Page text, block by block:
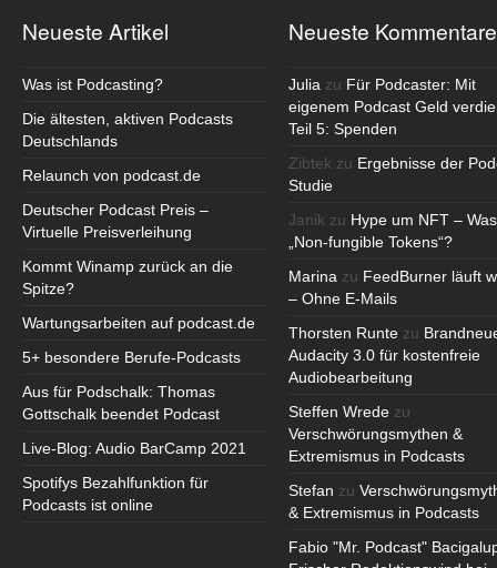
Neueste Artikel
Was ist Podcasting?
Die ältesten, aktiven Podcasts
Deutschlands
Relaunch von podcast.de
Deutscher Podcast Preis –
Virtuelle Preisverleihung
Kommt Winamp zurück an die
Spitze?
Wartungsarbeiten auf podcast.de
5+ besondere Berufe-Podcasts
Aus für Podschalk: Thomas
Gottschalk beendet Podcast
Live-Blog: Audio BarCamp 2021
Spotifys Bezahlfunktion für
Podcasts ist online
Neueste Kommentare
Julia zu Für Podcaster: Mit
eigenem Podcast Geld
Teil 5: Spenden
Zibtek zu Ergebnisse der
Studie
Janik zu Hype um NFT –
„Non-fungible Tokens“?
Marina zu FeedBurner läuft
– Ohne E-Mails
Thorsten Runte zu
Audacity 3.0 für kostenfreie
Audiobearbeitung
Steffen Wrede zu
Verschwörungsmythen &
Extremismus in Podcasts
Stefan zu
& Extremismus in Podcasts
Fabio "Mr. Podcast"